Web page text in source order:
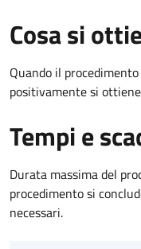
Cosa si
Quando il
positivamente si
Tempi e
Durata massima del
procedimento si
necessari.